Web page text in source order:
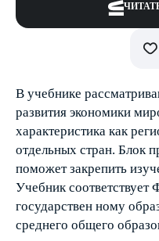
В учебнике
развития экономики
характеристика как
отдельных стран. Блок
поможет закрепить
Учебник соответствует
государствен ному
среднего общего